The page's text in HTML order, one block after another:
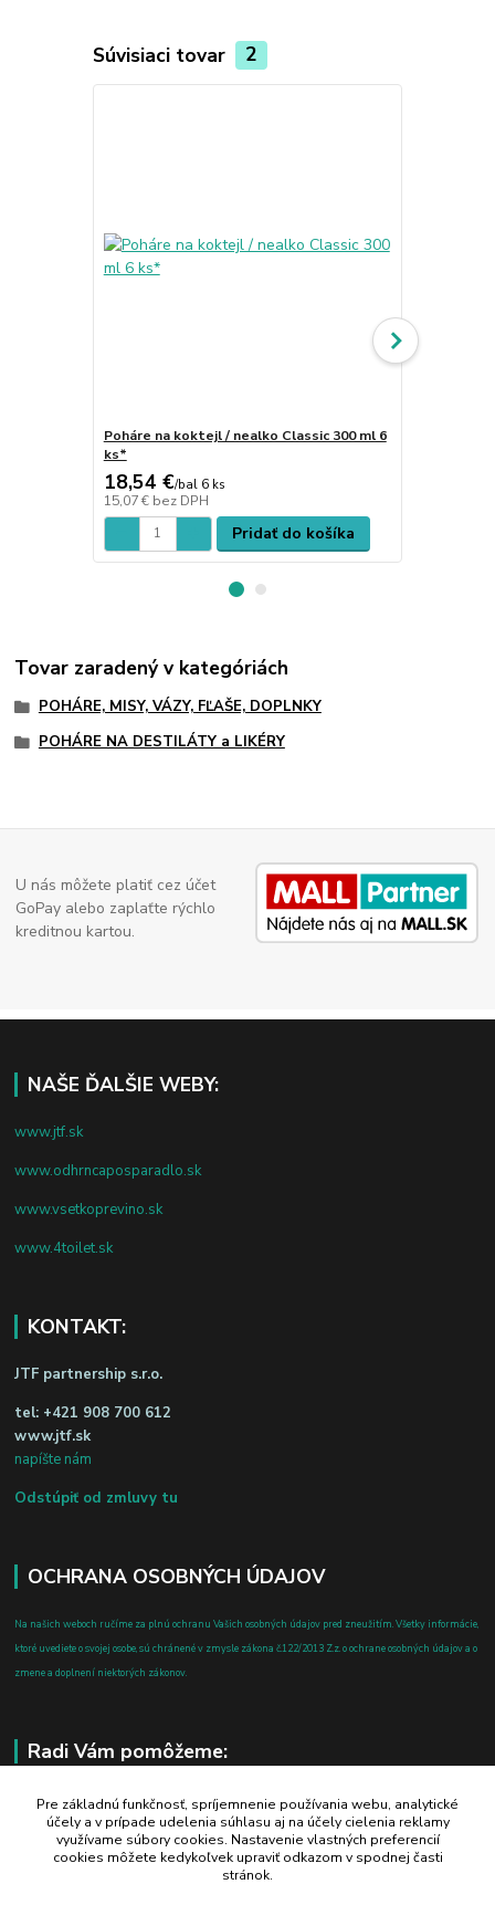
Súvisiaci tovar 2
Poháre na koktejl / nealko Classic 300 ml 6
ks*
18,54 €/bal 6 ks
15,07 € bez DPH
Pridať do košíka
Tovar zaradený v kategóriách
POHÁRE, MISY, VÁZY, FĽAŠE, DOPLNKY
POHÁRE NA DESTILÁTY a LIKÉRY
U nás môžete platiť cez účet
GoPay alebo zaplaťte rýchlo
kreditnou kartou.
NAŠE ĎALŠIE WEBY:
www.jtf.sk
www.odhrncaposparadlo.sk
www.vsetkoprevino.sk
www.4toilet.sk
KONTAKT:
JTF partnership s.r.o.
tel: +421 908 700 612
www.jtf.sk
napíšte nám
Odstúpiť od zmluvy tu
OCHRANA OSOBNÝCH ÚDAJOV
Na našich weboch ručíme za plnú ochranu Vašich osobných údajov pred zneužitím. Všetky informácie,
ktoré uvediete o svojej osobe, sú chránené v zmysle zákona č.122/2013 Z.z. o ochrane osobných údajov a o
zmene a doplnení niektorých zákonov.
Radi Vám pomôžeme:
+421 908 700 612
po-pia: 8.00 - 16.00
business@jtf.sk
Pre základnú funkčnosť, spríjemnenie používania webu, analytické
účely a v prípade udelenia súhlasu aj na účely cielenia reklamy
využívame súbory cookies. Nastavenie vlastných preferencií
cookies môžete kedykoľvek upraviť odkazom v spodnej časti
stránok.